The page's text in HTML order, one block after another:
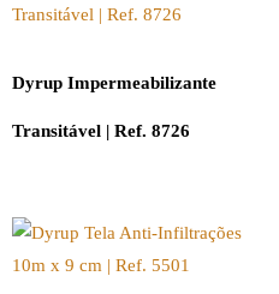
Dyrup Impermeabilizante
Transitável | Ref. 8726